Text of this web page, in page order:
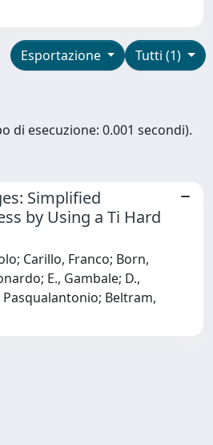
Tutti (1)
Esportazione
di esecuzione: 0.001 secondi).
Simplified
by Using a Ti Hard
Carillo, Franco; Born,
E., Gambale; D.,
Beltram,